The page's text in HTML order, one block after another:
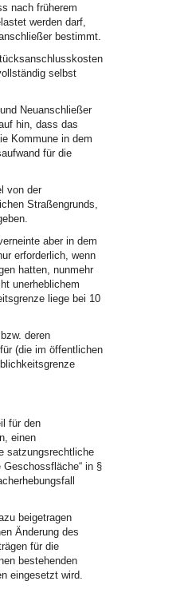
nach früherem
werden darf,
bestimmt.
selbst
Neuanschließer
hin, dass das
Kommune in dem
für die
von der
Straßengrunds,
aber in dem
erforderlich, wenn
hatten, nunmehr
unerheblichem
liege bei 10
deren
(die im öffentlichen
für den
einen
satzungsrechtliche
in §
beigetragen
Änderung des
für die
bestehenden
eingesetzt wird.